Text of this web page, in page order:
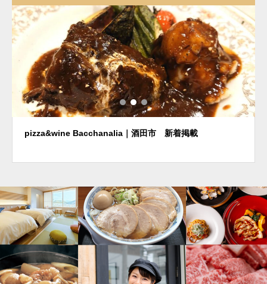
pizza&wine Bacchanalia｜酒田市 新着掲載